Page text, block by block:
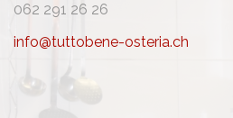
062 291 26 26
info@tuttobene-osteria.ch